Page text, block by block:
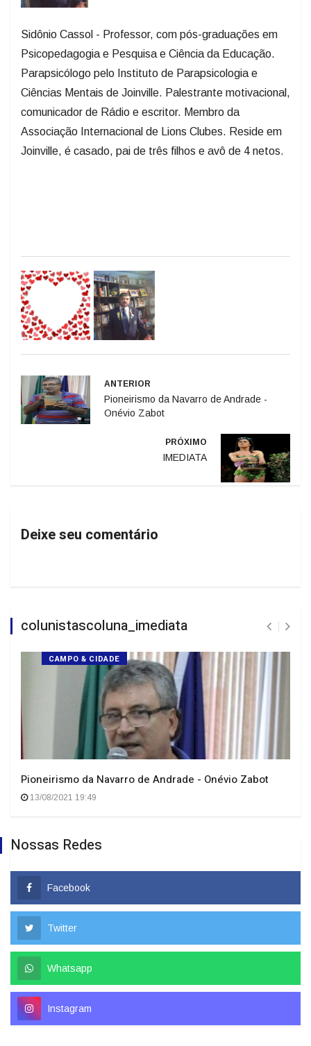
Sidônio Cassol - Professor, com pós-graduações em
Psicopedagogia e Pesquisa e Ciência da Educação.
Parapsicólogo pelo Instituto de Parapsicologia e
Ciências Mentais de Joinville. Palestrante motivacional,
comunicador de Rádio e escritor. Membro da
Associação Internacional de Lions Clubes. Reside em
Joinville, é casado, pai de três filhos e avô de 4 netos.
ANTERIOR
Pioneirismo da Navarro de Andrade -
Onévio Zabot
PRÓXIMO
IMEDIATA
Deixe seu comentário
colunistascoluna_imediata
CAMPO & CIDADE
Pioneirismo da Navarro de Andrade - Onévio Zabot
13/08/2021 19:49
Nossas Redes
Facebook
Twitter
Whatsapp
Instagram